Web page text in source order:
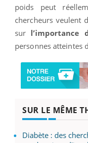
poids peut
chercheurs veulent
sur
personnes atteintes
SUR LE MÊME
Diabète : des